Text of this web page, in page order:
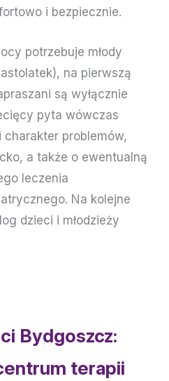
i bezpiecznie.
potrzebuje młody
na pierwszą
są wyłącznie
pyta wówczas
charakter problemów,
a także o ewentualną
leczenia
Na kolejne
dzieci i młodzieży
Bydgoszcz:
terapii